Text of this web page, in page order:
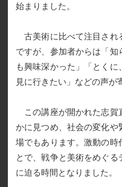
始まりました。
古美術に比べて注目され
ですが、参加者からは「
も興味深かった」「とく
見に行きたい」などの声が
この講座が開かれた志賀
かに見つめ、社会の変化や
場でもあります。激動の時
とで、戦争と美術をめぐ
に迫る時間となりました。